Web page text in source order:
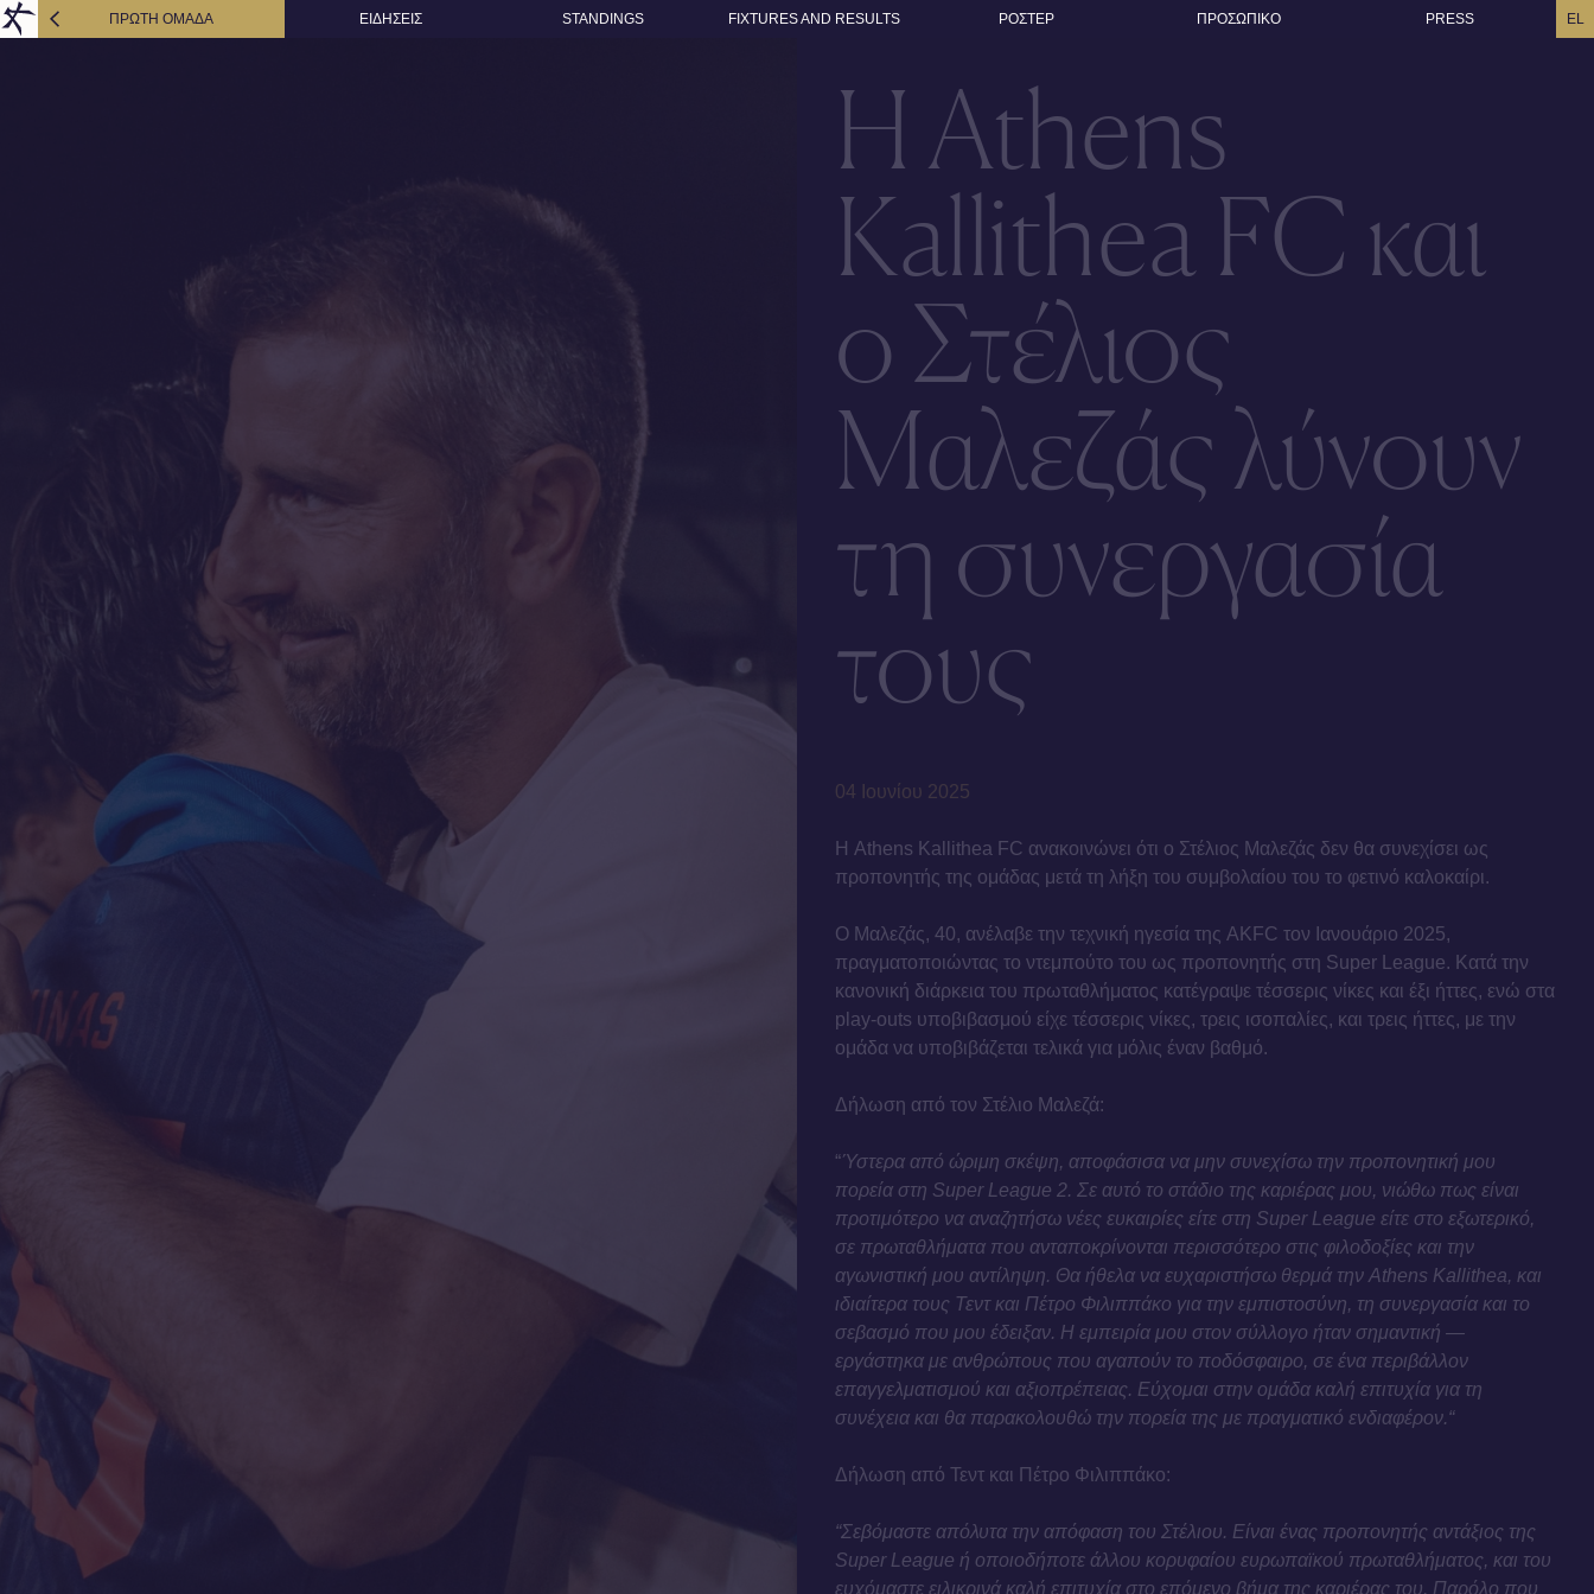
ΠΡΩΤΗ ΟΜΑΔΑ ΕΙΔΗΣΕΙΣ STANDINGS FIXTURES AND RESULTS ΡΟΣΤΕΡ ΠΡΟΣΩΠΙΚO PRESS EL
Η Athens
Kallithea FC και
ο Στέλιος
Μαλεζάς λύνουν
τη συνεργασία
τους
04 Ιουνίου 2025
Η Athens Kallithea FC ανακοινώνει ότι ο Στέλιος Μαλεζάς δεν θα συνεχίσει ως
προπονητής της ομάδας μετά τη λήξη του συμβολαίου του το φετινό καλοκαίρι.
Ο Μαλεζάς, 40, ανέλαβε την τεχνική ηγεσία της AKFC τον Ιανουάριο 2025,
πραγματοποιώντας το ντεμπούτο του ως προπονητής στη Super League. Κατά την
κανονική διάρκεια του πρωταθλήματος κατέγραψε τέσσερις νίκες και έξι ήττες, ενώ στα
play-outs υποβιβασμού είχε τέσσερις νίκες, τρεις ισοπαλίες, και τρεις ήττες, με την
ομάδα να υποβιβάζεται τελικά για μόλις έναν βαθμό.
Δήλωση από τον Στέλιο Μαλεζά:
“Ύστερα από ώριμη σκέψη, αποφάσισα να μην συνεχίσω την προπονητική μου
πορεία στη Super League 2. Σε αυτό το στάδιο της καριέρας μου, νιώθω πως είναι
προτιμότερο να αναζητήσω νέες ευκαιρίες είτε στη Super League είτε στο εξωτερικό,
σε πρωταθλήματα που ανταποκρίνονται περισσότερο στις φιλοδοξίες και την
αγωνιστική μου αντίληψη. Θα ήθελα να ευχαριστήσω θερμά την Athens Kallithea, και
ιδιαίτερα τους Τεντ και Πέτρο Φιλιππάκο για την εμπιστοσύνη, τη συνεργασία και το
σεβασμό που μου έδειξαν. Η εμπειρία μου στον σύλλογο ήταν σημαντική —
εργάστηκα με ανθρώπους που αγαπούν το ποδόσφαιρο, σε ένα περιβάλλον
επαγγελματισμού και αξιοπρέπειας. Εύχομαι στην ομάδα καλή επιτυχία για τη
συνέχεια και θα παρακολουθώ την πορεία της με πραγματικό ενδιαφέρον.“
Δήλωση από Τεντ και Πέτρο Φιλιππάκo:
“Σεβόμαστε απόλυτα την απόφαση του Στέλιου. Είναι ένας προπονητής αντάξιος της
Super League ή οποιοδήποτε άλλου κορυφαίου ευρωπαϊκού πρωταθλήματος, και του
ευχόμαστε ειλικρινά καλή επιτυχία στο επόμενο βήμα της καριέρας του. Παρόλο που